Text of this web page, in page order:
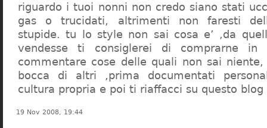
riguardo i tuoi nonni non credo siano stati
gas o trucidati, altrimenti non faresti
stupide. tu lo style non sai cosa e’ ,da
vendesse ti consiglerei di comprarne in
commentare cose delle quali non sai
bocca di altri ,prima documentati
cultura propria e poi ti riaffacci su questo blog
19 Nov 2008, 19:44